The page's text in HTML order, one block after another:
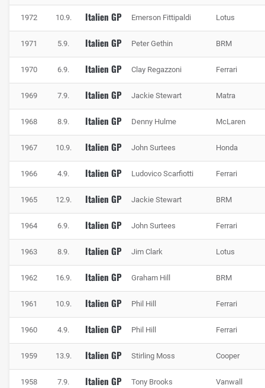
1972 10.9. Italien GP Emerson Fittipaldi Lotus
1971 5.9. Italien GP Peter Gethin BRM
1970 6.9. Italien GP Clay Regazzoni Ferrari
1969 7.9. Italien GP Jackie Stewart Matra
1968 8.9. Italien GP Denny Hulme McLaren
1967 10.9. Italien GP John Surtees Honda
1966 4.9. Italien GP Ludovico Scarfiotti Ferrari
1965 12.9. Italien GP Jackie Stewart BRM
1964 6.9. Italien GP John Surtees Ferrari
1963 8.9. Italien GP Jim Clark Lotus
1962 16.9. Italien GP Graham Hill BRM
1961 10.9. Italien GP Phil Hill Ferrari
1960 4.9. Italien GP Phil Hill Ferrari
1959 13.9. Italien GP Stirling Moss Cooper
1958 7.9. Italien GP Tony Brooks Vanwall